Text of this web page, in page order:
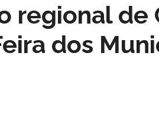
regional de
dos